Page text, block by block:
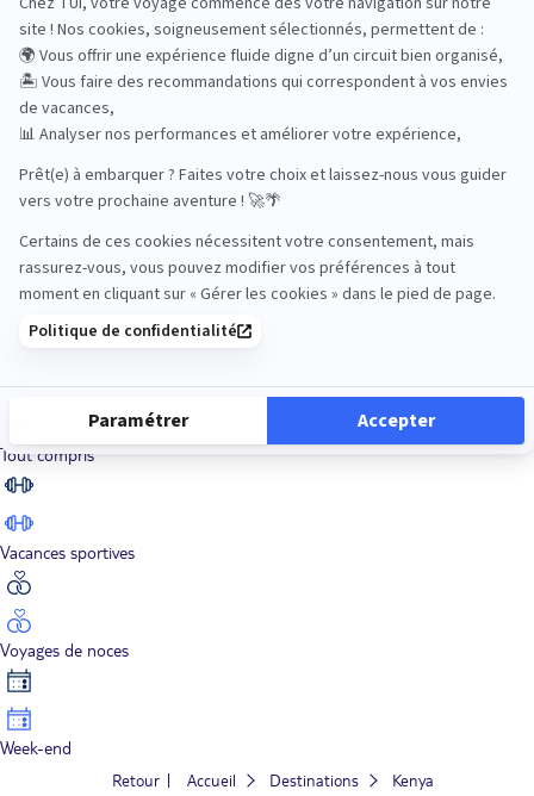
Road Trips
Sénior
Tout compris
Vacances sportives
Voyages de noces
Week-end
Retour Accueil Destinations Kenya